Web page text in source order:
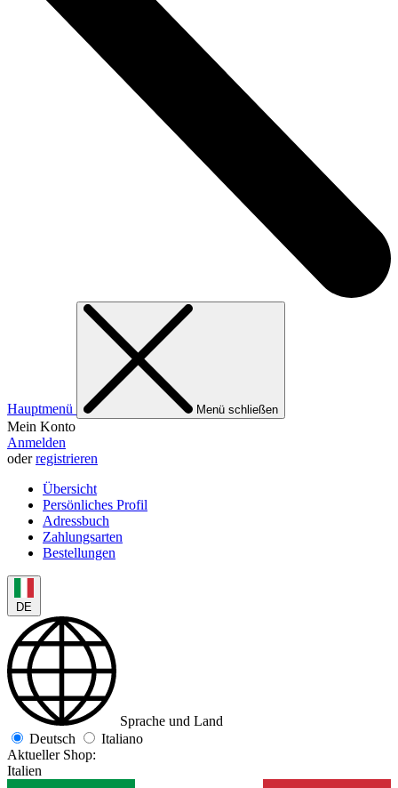
Hauptmenü Menü schließen
Mein Konto
Anmelden
oderregistrieren
Übersicht
Persönliches Profil
Adressbuch
Zahlungsarten
Bestellungen
DE
Sprache und Land
Deutsch
Italiano
Aktueller Shop:
Italien